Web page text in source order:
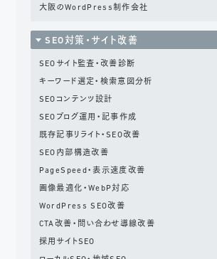
大阪のWordPress制作会社
SEO対策・サイト改善
SEOサイト監査・改善診断
キーワード選定・検索意図分析
SEOコンテンツ設計
SEOブログ運用・記事作成
既存記事リライト・SEO改善
SEO内部構造改善
PageSpeed・表示速度改善
画像最適化・WebP対応
WordPress SEO改善
CTA改善・問い合わせ導線改善
採用サイトSEO